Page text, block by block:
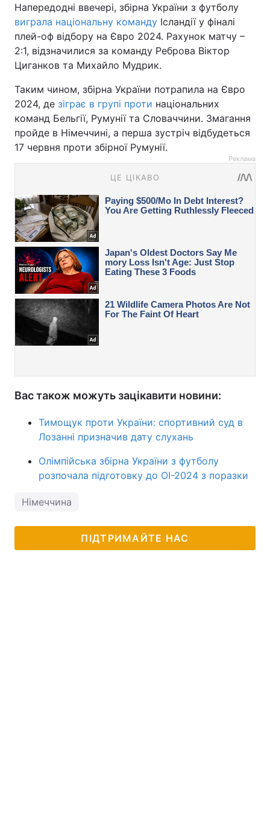
Напередодні ввечері, збірна України з футболу
виграла національну команду Ісландії у фіналі
плей-оф відбору на Євро 2024. Рахунок матчу –
2:1, відзначилися за команду Реброва Віктор
Циганков та Михайло Мудрик.
Таким чином, збірна України потрапила на Євро
2024, де зіграє в групі проти національних
команд Бельгії, Румунії та Словаччини. Змагання
пройде в Німеччині, а перша зустріч відбудеться
17 червня проти збірної Румунії.
Реклама
Вас також можуть зацікавити новини:
Тимощук проти України: спортивний суд в
Лозанні призначив дату слухань
Олімпійська збірна України з футболу
розпочала підготовку до ОІ-2024 з поразки
Німеччина
ПІДТРИМАЙТЕ НАС